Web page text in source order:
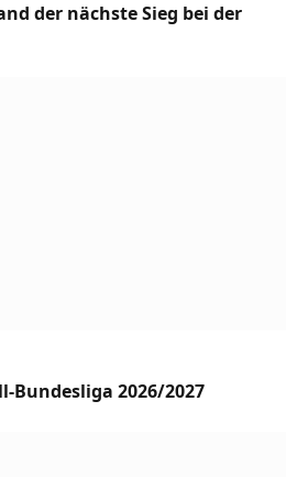
der nächste Sieg bei der
Bundesliga 2026/2027